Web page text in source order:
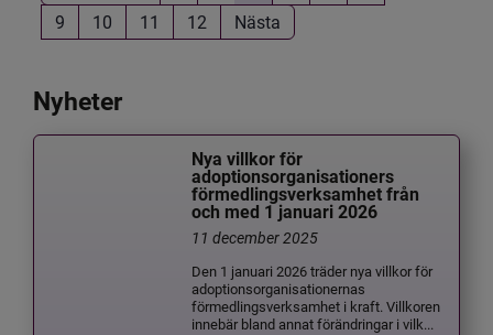
9
10 11 12 Nästa
Nyheter
Nya villkor för
adoptionsorganisationers
förmedlingsverksamhet från
och med 1 januari 2026
11 december 2025
Den 1 januari 2026 träder nya villkor för
adoptionsorganisationernas
förmedlingsverksamhet i kraft. Villkoren
innebär bland annat förändringar i vilk...